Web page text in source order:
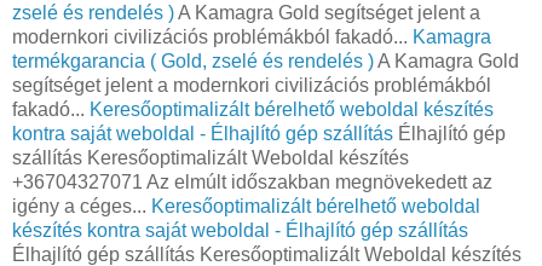
zselé és rendelés )A Kamagra Gold segítséget jelent a
modernkori civilizációs problémákból fakadó... Kamagra
termékgarancia ( Gold, zselé és rendelés )A Kamagra Gold
segítséget jelent a modernkori civilizációs problémákból
fakadó... Keresőoptimalizált bérelhető weboldal készítés
kontra saját weboldal - Élhajlító gép szállítás Élhajlító gép
szállítás Keresőoptimalizált Weboldal készítés
+36704327071 Az elmúlt időszakban megnövekedett az
igény a céges... Keresőoptimalizált bérelhető weboldal
készítés kontra saját weboldal - Élhajlító gép szállítás
Élhajlító gép szállítás Keresőoptimalizált Weboldal készítés